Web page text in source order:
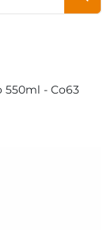
550ml - Co63